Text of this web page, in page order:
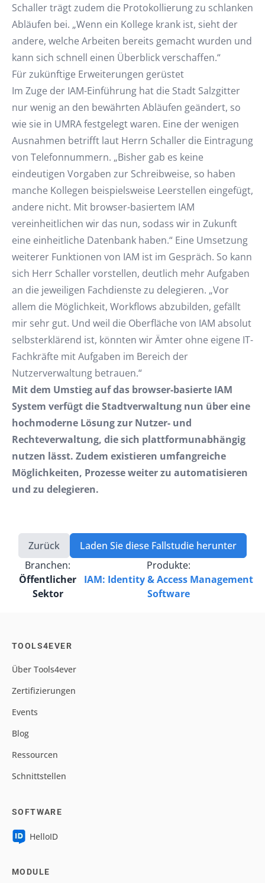
Schaller trägt zudem die Protokollierung zu schlanken
Abläufen bei. „Wenn ein Kollege krank ist, sieht der
andere, welche Arbeiten bereits gemacht wurden und
kann sich schnell einen Überblick verschaffen.“
Für zukünftige Erweiterungen gerüstet
Im Zuge der IAM-Einführung hat die Stadt Salzgitter
nur wenig an den bewährten Abläufen geändert, so
wie sie in UMRA festgelegt waren. Eine der wenigen
Ausnahmen betrifft laut Herrn Schaller die Eintragung
von Telefonnummern. „Bisher gab es keine
eindeutigen Vorgaben zur Schreibweise, so haben
manche Kollegen beispielsweise Leerstellen eingefügt,
andere nicht. Mit browser-basiertem IAM
vereinheitlichen wir das nun, sodass wir in Zukunft
eine einheitliche Datenbank haben.“ Eine Umsetzung
weiterer Funktionen von IAM ist im Gespräch. So kann
sich Herr Schaller vorstellen, deutlich mehr Aufgaben
an die jeweiligen Fachdienste zu delegieren. „Vor
allem die Möglichkeit, Workflows abzubilden, gefällt
mir sehr gut. Und weil die Oberfläche von IAM absolut
selbsterklärend ist, könnten wir Ämter ohne eigene IT-
Fachkräfte mit Aufgaben im Bereich der
Nutzerverwaltung betrauen.“
Mit dem Umstieg auf das browser-basierte IAM
System verfügt die Stadtverwaltung nun über eine
hochmoderne Lösung zur Nutzer- und
Rechteverwaltung, die sich plattformunabhängig
nutzen lässt. Zudem existieren umfangreiche
Möglichkeiten, Prozesse weiter zu automatisieren
und zu delegieren.
Zurück
Laden Sie diese Fallstudie herunter
Branchen:
Öffentlicher
Sektor
Produkte:
IAM: Identity & Access Management
Software
TOOLS4EVER
Über Tools4ever
Zertifizierungen
Events
Blog
Ressourcen
Schnittstellen
SOFTWARE
HelloID
MODULE